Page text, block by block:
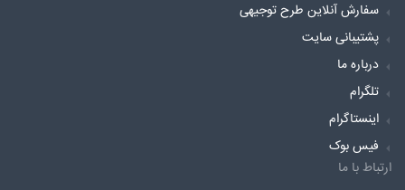
سفارش آنلاین طرح توجیهی
پشتیبانی سایت
درباره ما
تلگرام
اینستاگرام
فیس بوک
ارتباط با ما